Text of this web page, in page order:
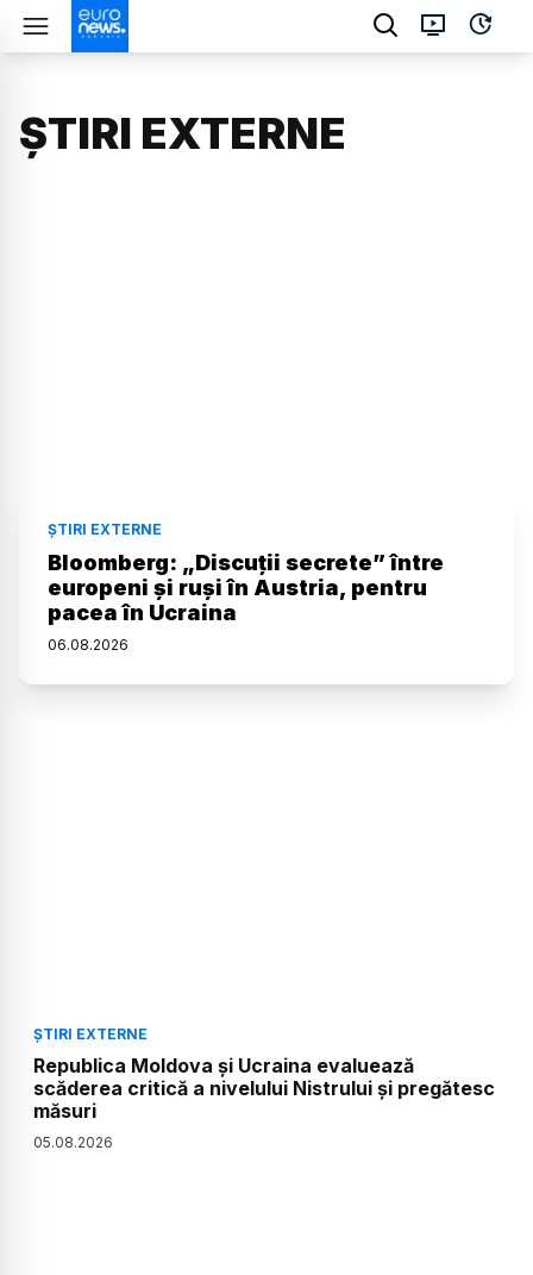
ȘTIRI EXTERNE
ȘTIRI EXTERNE
Bloomberg: „Discuții secrete” între
europeni și ruși în Austria, pentru
pacea în Ucraina
06.08.2026
ȘTIRI EXTERNE
Republica Moldova și Ucraina evaluează
scăderea critică a nivelului Nistrului și pregătesc
măsuri
05.08.2026